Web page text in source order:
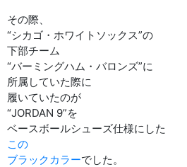
その際、
“シカゴ・ホワイトソックス”の
下部チーム
“バーミングハム・バロンズ”に
所属していた際に
履いていたのが
“JORDAN 9”を
ベースボールシューズ仕様にした
この
ブラックカラーでした。